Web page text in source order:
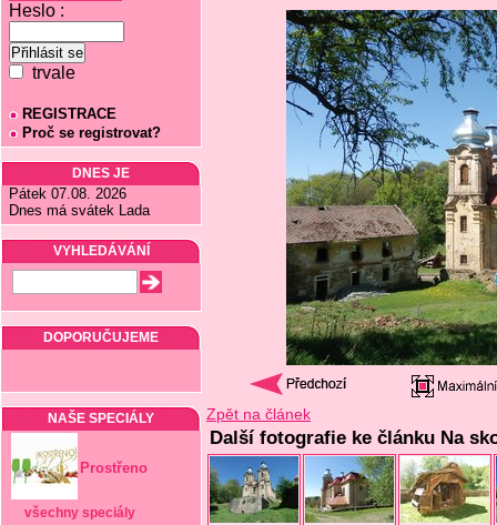
Heslo :
trvale
REGISTRACE
Proč se registrovat?
DNES JE
Pátek 07.08. 2026
Dnes má svátek Lada
VYHLEDÁVÁNÍ
DOPORUČUJEME
NAŠE SPECIÁLY
Prostřeno
všechny speciály
Zpět na článek
Další fotografie ke článku Na